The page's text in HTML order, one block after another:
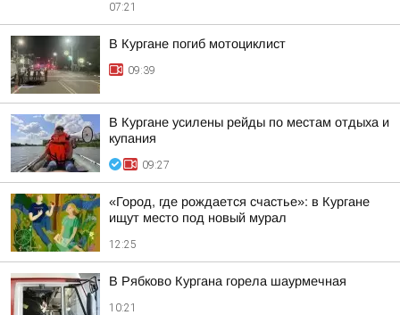
07:21
В Кургане погиб мотоциклист
09:39
В Кургане усилены рейды по местам отдыха и
купания
09:27
«Город, где рождается счастье»: в Кургане
ищут место под новый мурал
12:25
В Рябково Кургана горела шаурмечная
10:21